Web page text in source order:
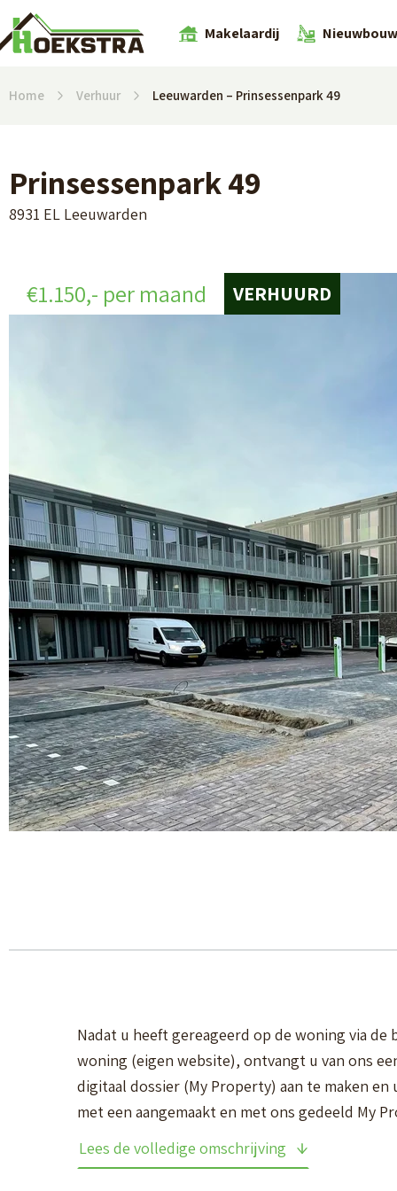
Makelaardij Nieuwbouw
Home Verhuur Leeuwarden – Prinsessenpark 49
Prinsessenpark 49
8931 EL Leeuwarden
€1.150,- per maand VERHUURD
Nadat u heeft gereageerd op de woning via
woning (eigen website), ontvangt u van ons
digitaal dossier (My Property) aan te maken
met een aangemaakt en met ons gedeeld My
woningtoewijzing. Deel bij inschrijving uw
toewijzing.
Lees de volledige omschrijving